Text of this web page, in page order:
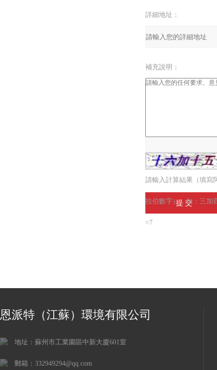
詳細地址：
補充說明：
請輸入計算結果（填寫
拉伯數字），如：三加
=7
恩派特（江蘇）環境有限公司
地址：蘇州市工業園區中新大廈601室
郵箱：332949294@qq.com